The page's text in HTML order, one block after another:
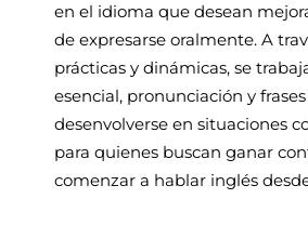
en el idioma que desean
de expresarse oralmente. A
prácticas y dinámicas, se
esencial, pronunciación y
desenvolverse en situaciones
para quienes buscan ganar
comenzar a hablar inglés